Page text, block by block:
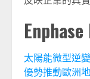
太陽能微型逆
優勢推動歐洲